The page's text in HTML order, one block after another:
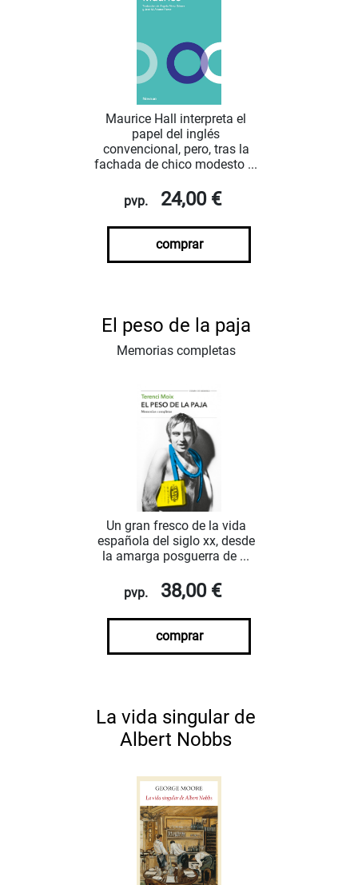
Maurice Hall interpreta el
papel del inglés
convencional, pero, tras la
fachada de chico modesto ...
pvp. 24,00 €
comprar
El peso de la paja
Memorias completas
Un gran fresco de la vida
española del siglo xx, desde
la amarga posguerra de ...
pvp. 38,00 €
comprar
La vida singular de
Albert Nobbs